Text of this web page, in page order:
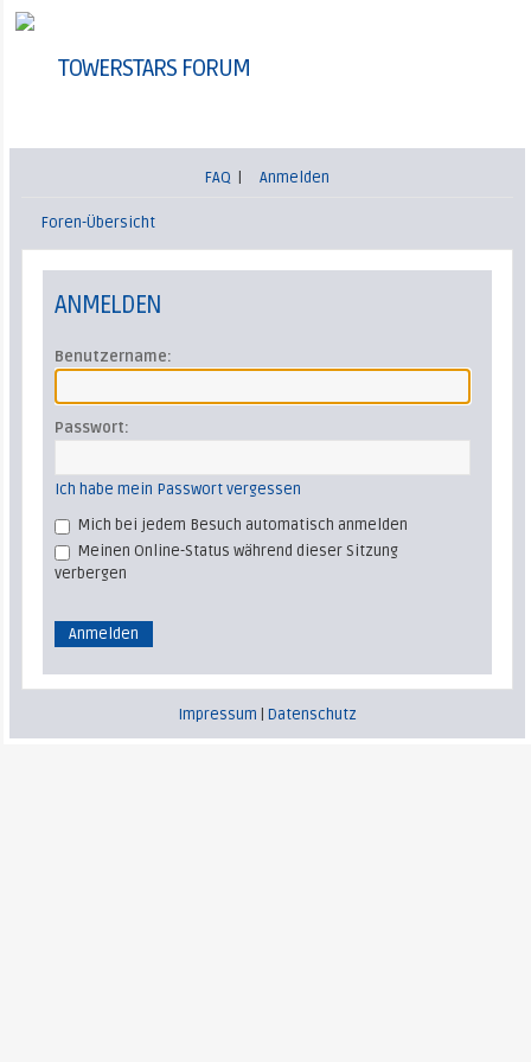
TOWERSTARS FORUM
FAQ Anmelden
Foren-Übersicht
ANMELDEN
Benutzername:
Passwort:
Ich habe mein Passwort vergessen
Mich bei jedem Besuch automatisch anmelden
Meinen Online-Status während dieser Sitzung
verbergen
Impressum |Datenschutz